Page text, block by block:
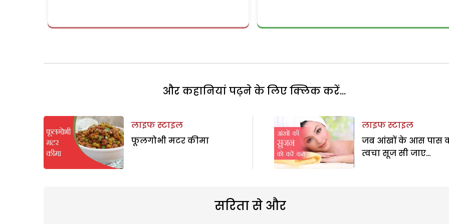
और कहानियां पढ़ने के लिए क्लिक करें...
लाइफ स्टाइल
फूलगोभी मटर कीमा
लाइफ स्टाइल
जब आंखों के आस पास
त्वचा सूज सी जाए…
सरिता से और